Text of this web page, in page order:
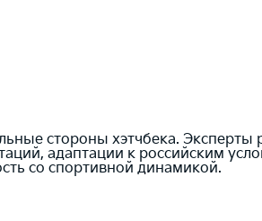
стороны хэтчбека.
адаптации к российским
со спортивной динамикой.